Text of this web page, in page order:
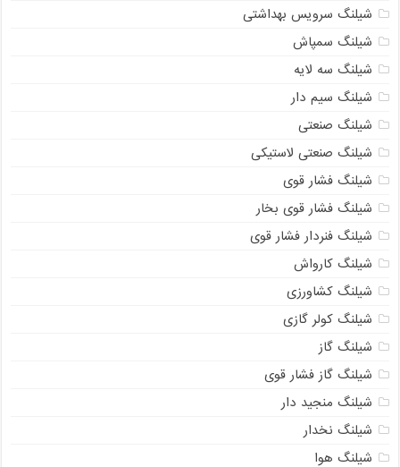
شیلنگ سرویس بهداشتی
شیلنگ سمپاش
شیلنگ سه لایه
شیلنگ سیم دار
شیلنگ صنعتی
شیلنگ صنعتی لاستیکی
شیلنگ فشار قوی
شیلنگ فشار قوی بخار
شیلنگ فنردار فشار قوی
شیلنگ کارواش
شیلنگ کشاورزی
شیلنگ کولر گازی
شیلنگ گاز
شیلنگ گاز فشار قوی
شیلنگ منجید دار
شیلنگ نخدار
شیلنگ هوا